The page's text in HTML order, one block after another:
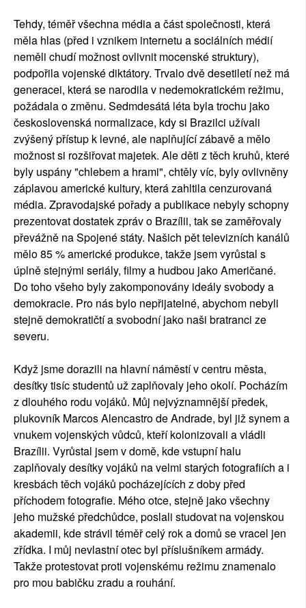
Tehdy, téměř všechna média a část společnosti, která
měla hlas (před i vznikem internetu a sociálních médií
neměli chudí možnost ovlivnit mocenské struktury),
podpořila vojenské diktátory. Trvalo dvě desetiletí než má
generacei, která se narodila v nedemokratickém režimu,
požádala o změnu. Sedmdesátá léta byla trochu jako
československá normalizace, kdy si Brazilci užívali
zvýšený přístup k levné, ale naplňující zábavě a mělo
možnost si rozšiřovat majetek. Ale děti z těch kruhů, které
byly uspány "chlebem a hrami", chtěly víc, byly ovlivněny
záplavou americké kultury, která zahltila cenzurovaná
média. Zpravodajské pořady a publikace nebyly schopny
prezentovat dostatek zpráv o Brazílii, tak se zaměřovaly
převážně na Spojené státy. Našich pět televizních kanálů
mělo 85 % americké produkce, takže jsem vyrůstal s
úplně stejnými seriály, filmy a hudbou jako Američané.
Do toho všeho byly zakomponovány ideály svobody a
demokracie. Pro nás bylo nepřijatelné, abychom nebyli
stejně demokratičtí a svobodní jako naši bratranci ze
severu.
Když jsme dorazili na hlavní náměstí v centru města,
desítky tisíc studentů už zaplňovaly jeho okolí. Pocházím
z dlouhého rodu vojáků. Můj nejvýznamnější předek,
plukovník Marcos Alencastro de Andrade, byl již synem a
vnukem vojenských vůdců, kteří kolonizovali a vládli
Brazílii. Vyrůstal jsem v domě, kde vstupní halu
zaplňovaly desítky vojáků na velmi starých fotografiích a i
kresbách těch vojáků pocházejících z doby před
příchodem fotografie. Mého otce, stejně jako všechny
jeho mužské předchůdce, poslali studovat na vojenskou
akademii, kde strávil téměř celý rok a domů se vracel jen
zřídka. I můj nevlastní otec byl příslušníkem armády.
Takže protestovat proti vojenskému režimu znamenalo
pro mou babičku zradu a rouhání.